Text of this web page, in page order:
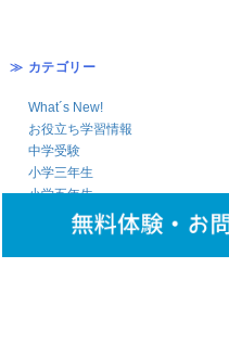
≫ カテゴリー
What´s New!
お役立ち学習情報
中学受験
小学三年生
小学五年生
小学四年生
算数おもしろ問題